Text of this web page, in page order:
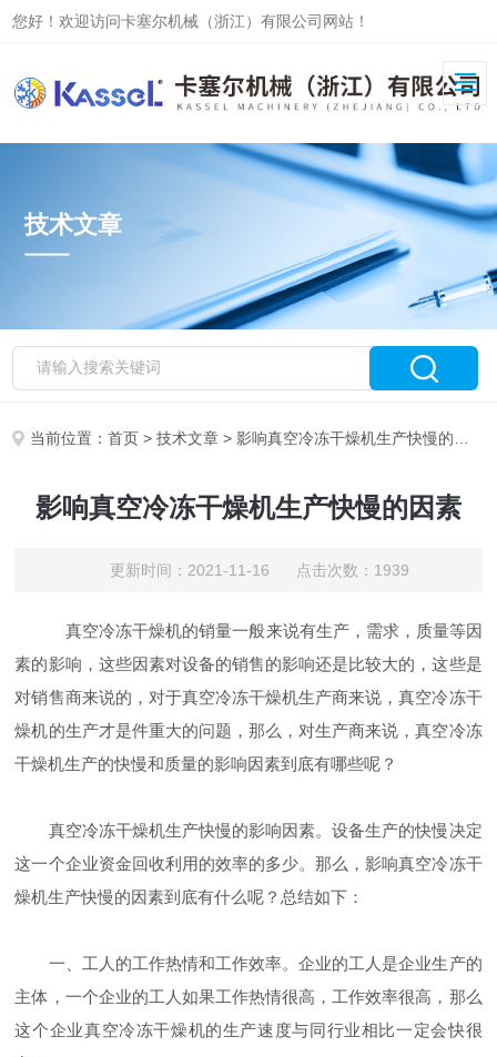
您好！欢迎访问卡塞尔机械（浙江）有限公司网站！
技术文章
当前位置：首页 >技术文章 > 影响真空冷冻干燥机生产快慢的因素
影响真空冷冻干燥机生产快慢的因素
更新时间：2021-11-16 点击次数：1939
真空冷冻干燥机的销量一般来说有生产，需求，质量等因
素的影响，这些因素对设备的销售的影响还是比较大的，这些是
对销售商来说的，对于真空冷冻干燥机生产商来说，真空冷冻干
燥机的生产才是件重大的问题，那么，对生产商来说，真空冷冻
干燥机生产的快慢和质量的影响因素到底有哪些呢？
真空冷冻干燥机生产快慢的影响因素。设备生产的快慢决定
这一个企业资金回收利用的效率的多少。那么，影响真空冷冻干
燥机生产快慢的因素到底有什么呢？总结如下：
一、工人的工作热情和工作效率。企业的工人是企业生产的
主体，一个企业的工人如果工作热情很高，工作效率很高，那么
这个企业真空冷冻干燥机的生产速度与同行业相比一定会快很